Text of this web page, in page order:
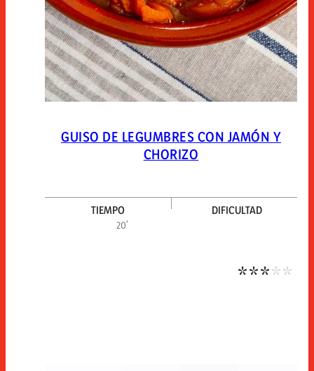
GUISO DE LEGUMBRES CON JAMÓN Y
CHORIZO
TIEMPO
20'
DIFICULTAD